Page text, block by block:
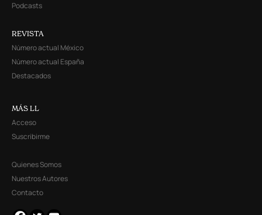
Podcasts
REVISTA
Número actual México
Número actual España
Destacados
MÁS LL
Acceso
Suscribirme
Quienes Somos
Nuestros Autores
Contacto